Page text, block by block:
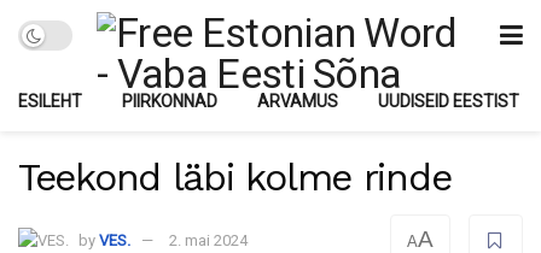
ESILEHT PIIRKONNAD ARVAMUS UUDISEID EESTIST
Teekond läbi kolme rinde
by VES. 2. mai 2024 AA